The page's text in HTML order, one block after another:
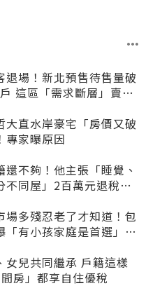
退場！新北預售待售量破
這區「需求斷層」賣壓
大直水岸豪宅「房價又破
專家曝原因
還不夠！他主張「睡覺、
不同屋」2百萬元退稅照
場多殘忍老了才知道！包
「有小孩家庭是首選」：
女兒共同繼承 戶籍這樣
房」都享自住優稅